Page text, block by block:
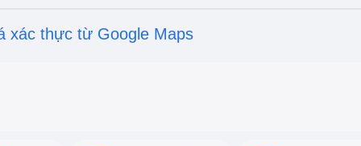
xác thực từ Google Maps